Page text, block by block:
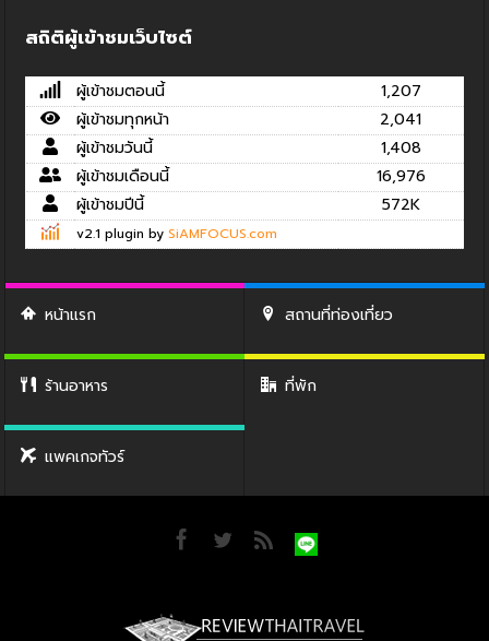
สถิติผู้เข้าชมเว็บไซต์
ผู้เข้าชมตอนนี้
1,207
ผู้เข้าชมทุกหน้า
2,041
ผู้เข้าชมวันนี้
1,408
ผู้เข้าชมเดือนนี้
16,976
ผู้เข้าชมปีนี้
572K
v2.1 plugin by SiAMFOCUS.com
หน้าแรก สถานที่ท่องเที่ยว
ร้านอาหาร ที่พัก
แพคเกจทัวร์